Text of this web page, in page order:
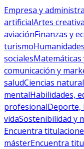
Empresa y
artificialArtes
aviaciónFinanzas y
turismoHumanidades
socialesMatemáticas
comunicación y
saludCiencias
mentalHabilidades,
profesionalDeporte,
vidaSostenibilidad y
Encuentra
másterEncuentra